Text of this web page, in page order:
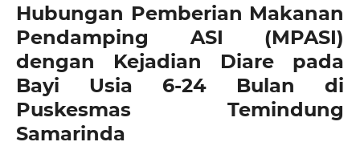
Hubungan Pemberian Makanan
Pendamping ASI (MPASI)
dengan Kejadian Diare pada
Bayi Usia 6-24 Bulan di
Puskesmas Temindung
Samarinda